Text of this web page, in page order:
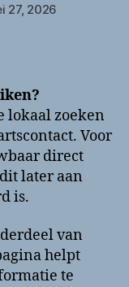
27, 2026
Alkmaar
bellen?
lokaal zoeken
Voor
direct
later aan
is.
van
helpt
te